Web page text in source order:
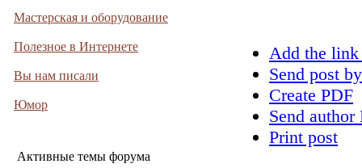
Мастерская и оборудование
Полезное в Интернете
Вы нам писали
Юмор
Активные темы форума
Add the
Send post
Create PDF
Send
Print post